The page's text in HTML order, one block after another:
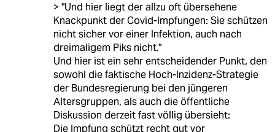
> "Und hier liegt der allzu oft übersehene
Knackpunkt der Covid-Impfungen: Sie schützen
nicht sicher vor einer Infektion, auch nach
dreimaligem Piks nicht."
Und hier ist ein sehr entscheidender Punkt, den
sowohl die faktische Hoch-Inzidenz-Strategie
der Bundesregierung bei den jüngeren
Altersgruppen, als auch die öffentliche
Diskussion derzeit fast völlig übersieht:
Die Impfung schützt recht gut vor